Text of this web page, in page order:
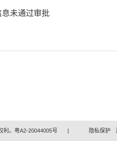
未通过审批
利。粤A2-20044005号 | 隐私保护